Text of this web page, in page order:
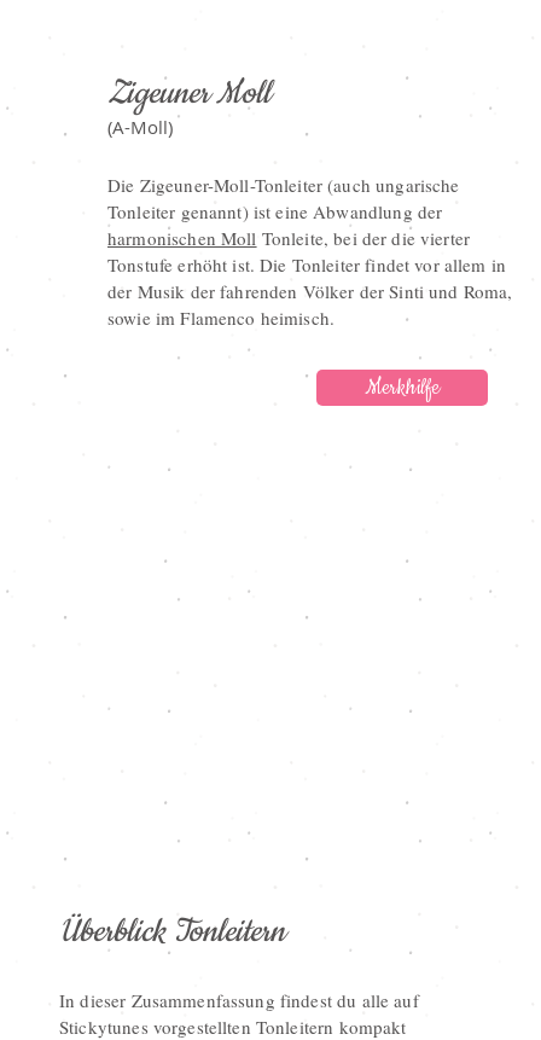
Zigeuner Moll
(A-Moll)
Die Zigeuner-Moll-Tonleiter (auch ungarische
Tonleiter genannt) ist eine Abwandlung der
harmonischen Moll Tonleite, bei der die vierter
Tonstufe erhöht ist. Die Tonleiter findet vor allem in
der Musik der fahrenden Völker der Sinti und Roma,
sowie im Flamenco heimisch.
Merkhilfe
Überblick Tonleitern
In dieser Zusammenfassung findest du alle auf
Stickytunes vorgestellten Tonleitern kompakt